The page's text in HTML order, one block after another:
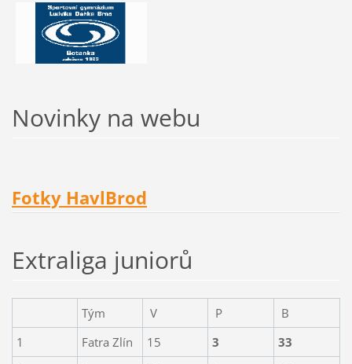
Novinky na webu
Fotky HavlBrod
Extraliga juniorů
Tým V P
B
1
Fatra Zlín 15 3
33